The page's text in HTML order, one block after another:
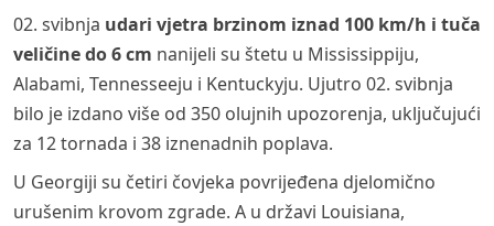
02. svibnja udari vjetra brzinom iznad 100 km/h i tuča
veličine do 6 cm nanijeli su štetu u Mississippiju,
Alabami, Tennesseeju i Kentuckyju. Ujutro 02. svibnja
bilo je izdano više od 350 olujnih upozorenja, uključujući
za 12 tornada i 38 iznenadnih poplava.
U Georgiji su četiri čovjeka povrijeđena djelomično
urušenim krovom zgrade. A u državi Louisiana,